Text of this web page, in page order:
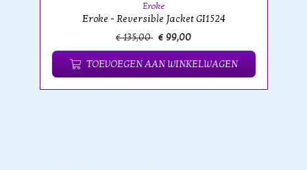
Eroke
Eroke - Reversible Jacket GI1524
€ 135,00 € 99,00
TOEVOEGEN AAN WINKELWAGEN